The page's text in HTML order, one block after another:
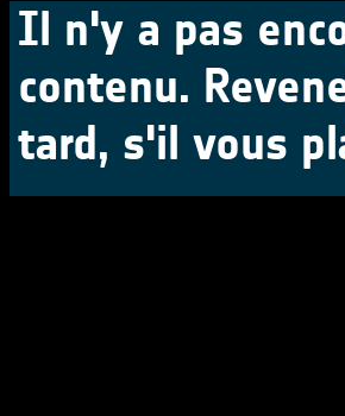
Il n'y a pas
contenu.
tard, s'il vous